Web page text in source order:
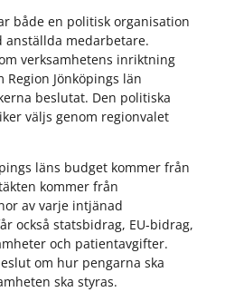
både en politisk organisation
anställda medarbetare.
verksamhetens inriktning
Jönköpings län
beslutat. Den politiska
väljs genom regionvalet
läns budget kommer från
kommer från
av varje intjänad
också statsbidrag, EU-bidrag,
och patientavgifter.
om hur pengarna ska
ska styras.